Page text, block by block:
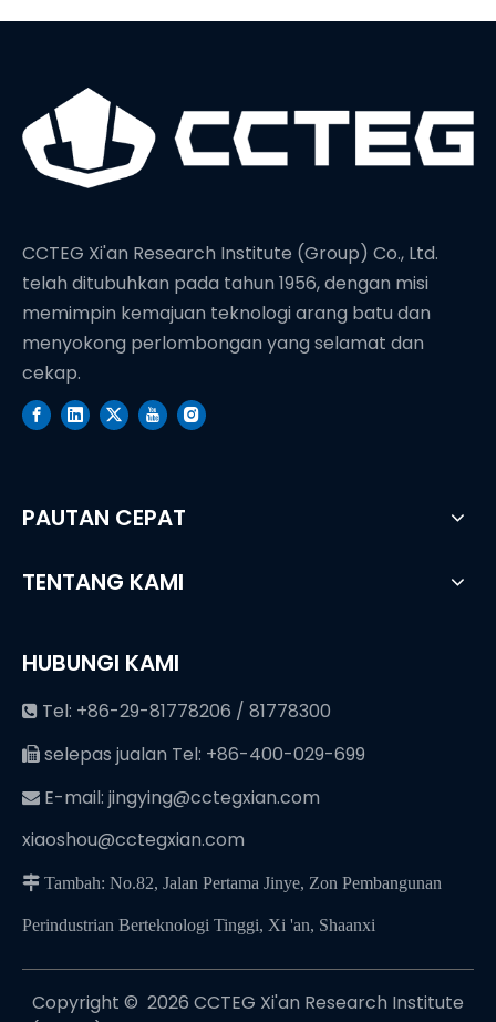
CCTEG Xi'an Research Institute (Group) Co., Ltd.
telah ditubuhkan pada tahun 1956, dengan misi
memimpin kemajuan teknologi arang batu dan
menyokong perlombongan yang selamat dan
cekap.
PAUTAN CEPAT
TENTANG KAMI
HUBUNGI KAMI
 Tel: +86-29-81778206 / 81778300
 selepas jualan Tel: +86-400-029-699
 E-mail: jingying@cctegxian.com
xiaoshou@cctegxian.com
 Tambah: No.82, Jalan Pertama Jinye, Zon Pembangunan
Perindustrian Berteknologi Tinggi, Xi 'an, Shaanxi
Copyright © ️ 2026 CCTEG Xi'an Research Institute